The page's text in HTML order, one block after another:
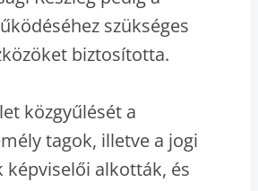
szükséges
biztosította.
közgyűlését a
tagok, illetve a jogi
képviselői alkották, és